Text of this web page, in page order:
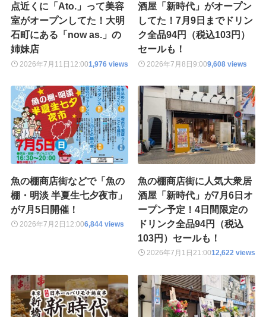
点近くに「Ato.」って美容
室がオープンしてた！大明
石町にある「now as.」の
姉妹店
2026年7月11日 12:001,976 views
酒屋「新時代」がオープン
してた！7月9日までドリン
ク全品94円（税込103円）
セールも！
2026年7月8日9:009,608 views
魚の棚商店街などで「魚の
棚・明淡 半夏生七夕夜市」
が7月5日開催！
2026年7月2日 12:006,844 views
魚の棚商店街に人気大衆居
酒屋「新時代」が7月6日オ
ープン予定！4日間限定の
ドリンク全品94円（税込
103円）セールも！
2026年7月1日21:0012,622 views